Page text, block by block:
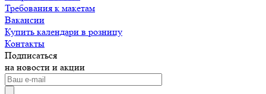
Требования к макетам
Вакансии
Купить календари в розницу
Контакты
Подписаться
на новости и акции